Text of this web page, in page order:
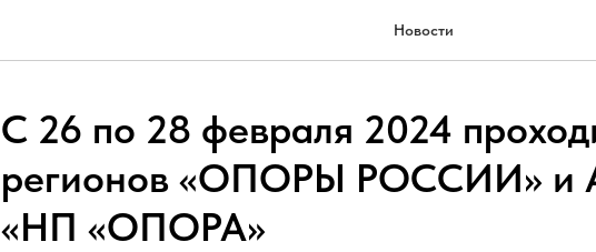
Новости
С 26 по 28 февраля 2024
регионов «ОПОРЫ РОССИИ» и
«НП «ОПОРА»